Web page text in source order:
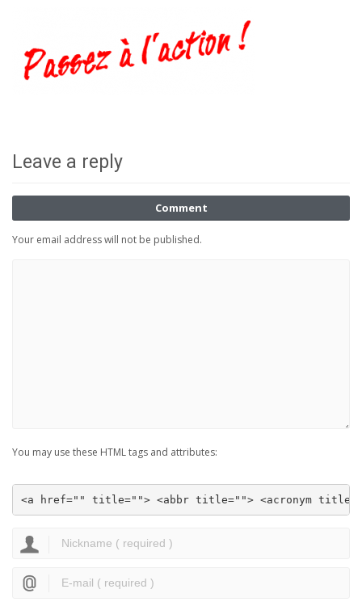
Leave a reply
Comment
Your email address will not be published.
You may use these HTML tags and attributes:
<a href="" title=""> <abbr title=""> <acronym